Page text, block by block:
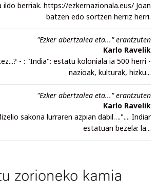
ildo berriak. https://ezkernazionala.eus/ Joan
batzen edo sortzen herriz herri.
"Ezker abertzalea eta..." erantzuten
Karlo Ravelik
- : "India": estatu koloniala ia 500 herri -
nazioak, kulturak, hizku...
"Ezker abertzalea eta..." erantzuten
Karlo Ravelik
sakona lurraren azpian dabil….".... Indiar
estatuan bezela: la...